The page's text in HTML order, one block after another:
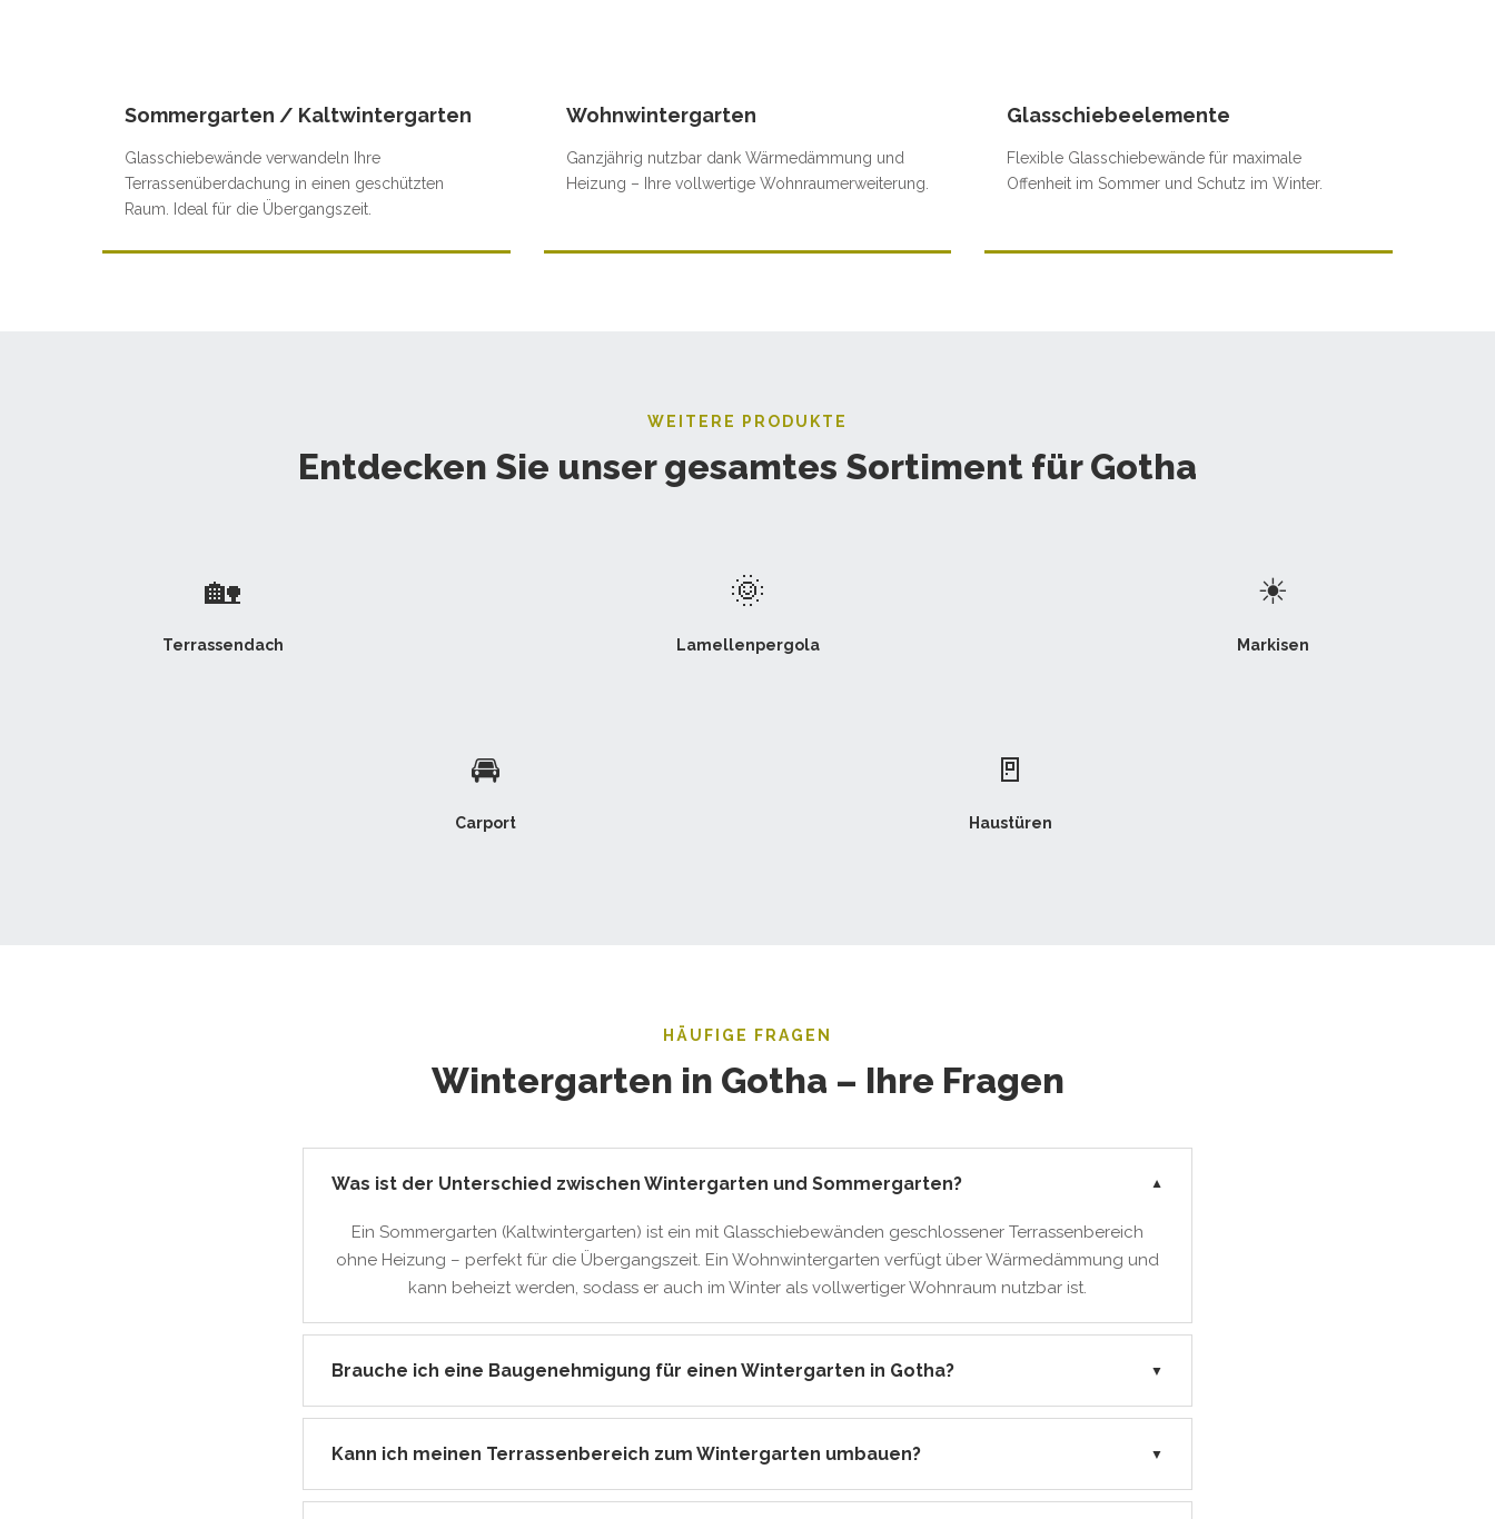
Sommergarten / Kaltwintergarten
Glasschiebewände verwandeln Ihre
Terrassenüberdachung in einen geschützten
Raum. Ideal für die Übergangszeit.
Wohnwintergarten
Ganzjährig nutzbar dank Wärmedämmung und
Heizung – Ihre vollwertige Wohnraumerweiterung.
Glasschiebeelemente
Flexible Glasschiebewände für maximale
Offenheit im Sommer und Schutz im Winter.
WEITERE PRODUKTE
Entdecken Sie unser gesamtes Sortiment für Gotha
🏡
Terrassendach
🌞
Lamellenpergola
☀
Markisen
🚘
Carport
🚪
Haustüren
HÄUFIGE FRAGEN
Wintergarten in Gotha – Ihre Fragen
Was ist der Unterschied zwischen Wintergarten und Sommergarten? ▼
Ein Sommergarten (Kaltwintergarten) ist ein mit Glasschiebewänden geschlossener Terrassenbereich
ohne Heizung – perfekt für die Übergangszeit. Ein Wohnwintergarten verfügt über Wärmedämmung und
kann beheizt werden, sodass er auch im Winter als vollwertiger Wohnraum nutzbar ist.
Brauche ich eine Baugenehmigung für einen Wintergarten in Gotha? ▼
Kann ich meinen Terrassenbereich zum Wintergarten umbauen? ▼